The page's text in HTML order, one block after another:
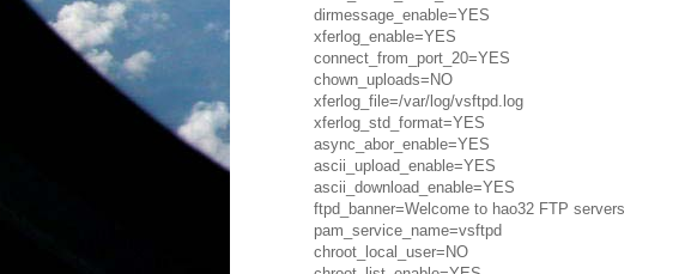
dirmessage_enable=YES
xferlog_enable=YES
connect_from_port_20=YES
chown_uploads=NO
xferlog_file=/var/log/vsftpd.log
xferlog_std_format=YES
async_abor_enable=YES
ascii_upload_enable=YES
ascii_download_enable=YES
ftpd_banner=Welcome to hao32 FTP servers
pam_service_name=vsftpd
chroot_local_user=NO